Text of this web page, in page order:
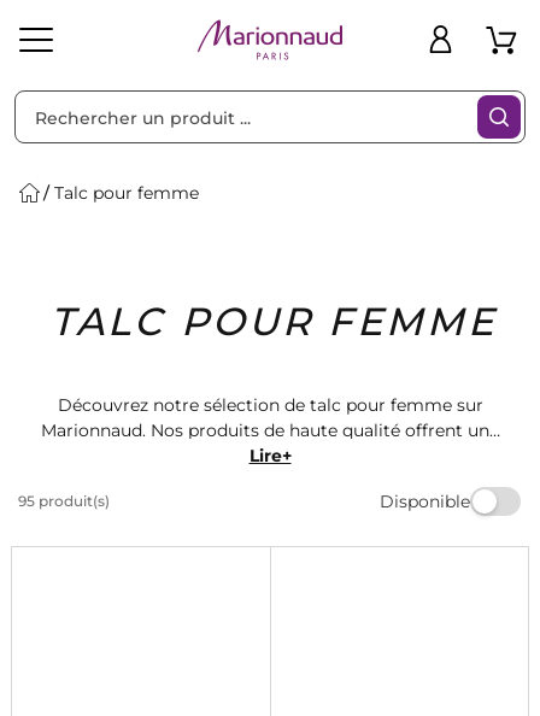
Solaire Homme Marques Idées
Cadeaux
Bons
Plans
Talc pour femme
TALC POUR FEMME
Découvrez notre sélection de talc pour femme sur
Marionnaud. Nos produits de haute qualité offrent une
sensation de fraîcheur et de douceur toute la journée.
talcs laisseront votre peau délicatement parfumée.
Lire+
95 produit(s) Disponible
Filtres